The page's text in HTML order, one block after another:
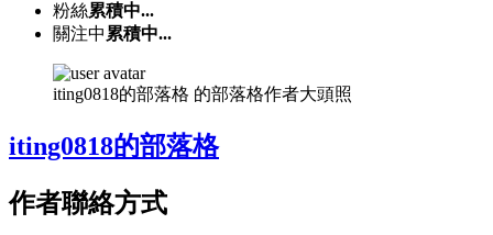
粉絲累積中...
關注中 累積中...
iting0818的部落格 的部落格作者大頭照
iting0818的部落格
作者聯絡方式